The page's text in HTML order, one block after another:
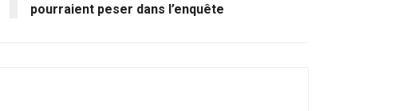
pourraient peser dans l’enquête